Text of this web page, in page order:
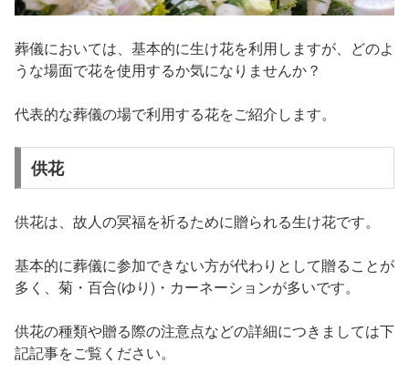
葬儀においては、基本的に生け花を利用しますが、どのよ
うな場面で花を使用するか気になりませんか？
代表的な葬儀の場で利用する花をご紹介します。
供花
供花は、故人の冥福を祈るために贈られる生け花です。
基本的に葬儀に参加できない方が代わりとして贈ることが
多く、菊・百合(ゆり)・カーネーションが多いです。
供花の種類や贈る際の注意点などの詳細につきましては下
記記事をご覧ください。